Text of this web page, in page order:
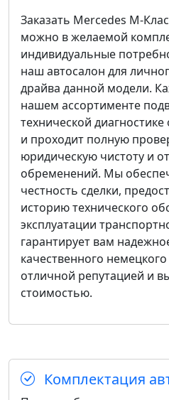
Заказать Mercedes M-
можно в желаемой
индивидуальные
наш автосалон для
драйва данной модели.
нашем ассортименте
технической
и проходит полную
юридическую чистоту и
обременений. Мы
честность сделки,
историю технического
эксплуатации
гарантирует вам
качественного
отличной репутацией и
стоимостью.
Комплектация